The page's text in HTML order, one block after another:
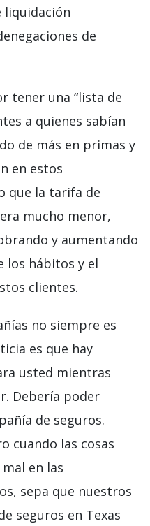
de
tener una “lista de
a quienes sabían
de más en primas y
en estos
que la tarifa de
mucho menor,
y aumentando
los hábitos y el
clientes.
no siempre es
es que hay
usted mientras
Debería poder
de seguros.
cuando las cosas
en las
sepa que nuestros
seguros en Texas